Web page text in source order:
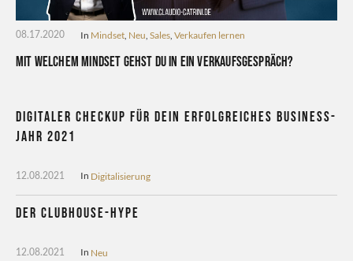
08.17.2020 In Mindset Neu Sales Verkaufen lernen
Mit welchem Mindset gehst du in ein Verkaufsgespräch?
Digitaler CheckUp für dein erfolgreiches Business-
Jahr 2021
12.08.2021 In Digitalisierung
Der Clubhouse-Hype
12.08.2021 In Neu